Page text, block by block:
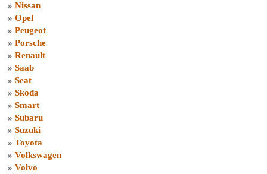
» Nissan
» Opel
» Peugeot
» Porsche
» Renault
» Saab
» Seat
» Skoda
» Smart
» Subaru
» Suzuki
» Toyota
» Volkswagen
» Volvo